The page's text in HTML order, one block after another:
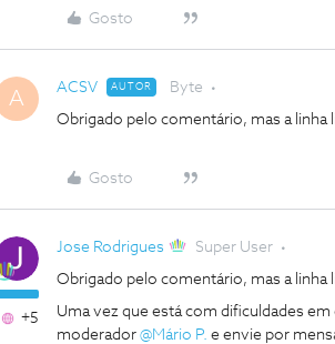
Gosto
A ACSV AUTOR Byte
Obrigado pelo comentário, mas a
Gosto
+5
Jose Rodrigues Super User
Obrigado pelo comentário, mas a
Uma vez que está com dificuldades
moderador ​ @Mário P. e envie por